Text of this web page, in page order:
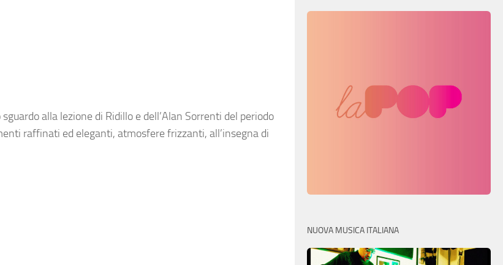
alla lezione di Ridillo e dell’Alan Sorrenti del periodo
raffinati ed eleganti, atmosfere frizzanti, all’insegna di
NUOVA MUSICA ITALIANA